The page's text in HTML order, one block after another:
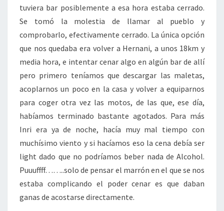
tuviera bar posiblemente a esa hora estaba cerrado.
Se tomó la molestia de llamar al pueblo y
comprobarlo, efectivamente cerrado. La única opción
que nos quedaba era volver a Hernani, a unos 18km y
media hora, e intentar cenar algo en algún bar de allí
pero primero teníamos que descargar las maletas,
acoplarnos un poco en la casa y volver a equiparnos
para coger otra vez las motos, de las que, ese día,
habíamos terminado bastante agotados. Para más
Inri era ya de noche, hacía muy mal tiempo con
muchísimo viento y si hacíamos eso la cena debía ser
light dado que no podríamos beber nada de Alcohol.
Puuuffff……..solo de pensar el marrón en el que se nos
estaba complicando el poder cenar es que daban
ganas de acostarse directamente.